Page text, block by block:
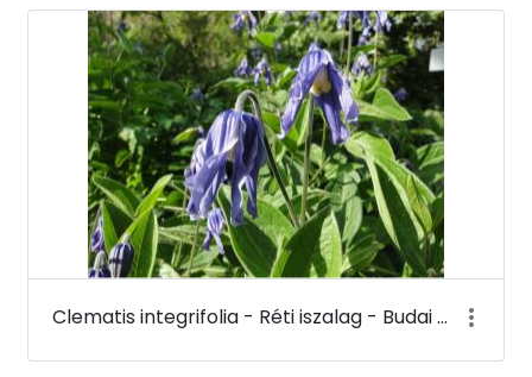
Clematis integrifolia - Réti iszalag - Budai Arborétum